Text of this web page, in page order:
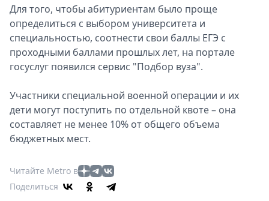
Для того, чтобы абитуриентам было проще
определиться с выбором университета и
специальностью, соотнести свои баллы ЕГЭ с
проходными баллами прошлых лет, на портале
госуслуг появился сервис "Подбор вуза".
Участники специальной военной операции и их
дети могут поступить по отдельной квоте – она
составляет не менее 10% от общего объема
бюджетных мест.
Читайте Metro в
Поделиться